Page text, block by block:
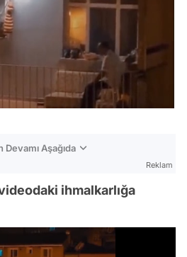
Devamı Aşağıda
Reklam
ihmalkarlığa